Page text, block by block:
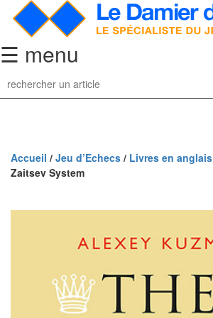
☰ menu
Jeu
d’Echecs
collection
classiques
classiques
Coffrets
Accueil / Jeu d’Echecs / Livres en anglais
Zaitsev System